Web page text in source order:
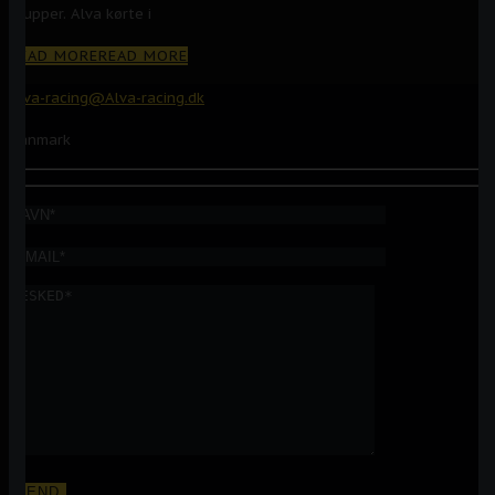
grupper. Alva kørte i
READ MOREREAD MORE
Alva-racing@Alva-racing.dk
Danmark